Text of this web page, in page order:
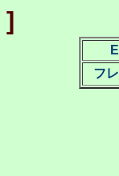
]
フ